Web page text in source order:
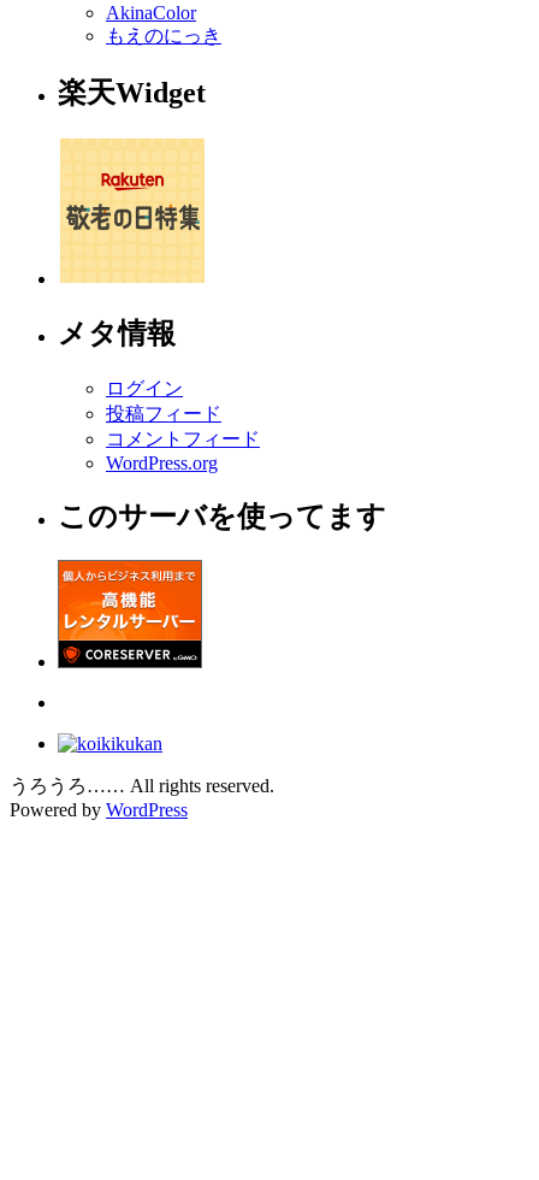
AkinaColor
もえのにっき
楽天Widget
メタ情報
ログイン
投稿フィード
コメントフィード
WordPress.org
このサーバを使ってます
うろうろ…… All rights reserved.
Powered by WordPress